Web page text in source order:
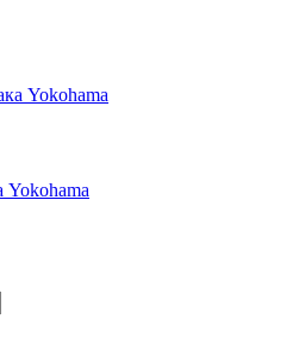
Yokohama